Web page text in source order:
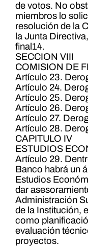
de votos. No
miembros lo
resolución de la
la Junta
final14.
SECCION VIII
COMISION DE
Artículo 23.
Artículo 24.
Artículo 25.
Artículo 26.
Artículo 27.
Artículo 28.
CAPITULO IV
ESTUDIOS
Artículo 29.
Banco habrá un
Estudios
dar
Administración
de la Institución,
como
evaluación
proyectos.